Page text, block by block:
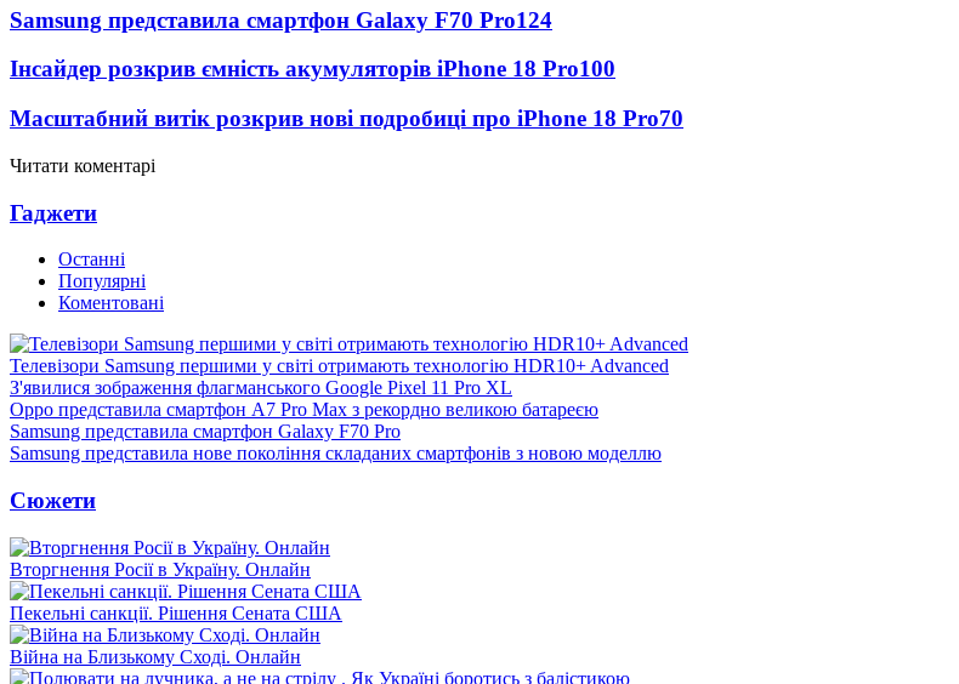
Samsung представила смартфон Galaxy F70 Pro124
Інсайдер розкрив ємність акумуляторів iPhone 18 Pro100
Масштабний витік розкрив нові подробиці про iPhone 18 Pro70
Читати коментарі
Гаджети
Останні
Популярні
Коментовані
Телевізори Samsung першими у світі отримають технологію HDR10+ Advanced
З'явилися зображення флагманського Google Pixel 11 Pro XL
Oppo представила смартфон A7 Pro Max з рекордно великою батареєю
Samsung представила смартфон Galaxy F70 Pro
Samsung представила нове покоління складаних смартфонів з новою моделлю
Сюжети
Вторгнення Росії в Україну. Онлайн
Пекельні санкції. Рішення Сената США
Війна на Близькому Сході. Онлайн